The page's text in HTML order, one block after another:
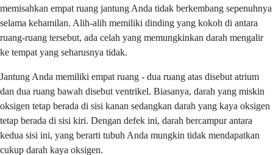
memisahkan empat ruang jantung Anda tidak berkembang sepenuhnya
selama kehamilan. Alih-alih memiliki dinding yang kokoh di antara
ruang-ruang tersebut, ada celah yang memungkinkan darah mengalir
ke tempat yang seharusnya tidak.
Jantung Anda memiliki empat ruang - dua ruang atas disebut atrium
dan dua ruang bawah disebut ventrikel. Biasanya, darah yang miskin
oksigen tetap berada di sisi kanan sedangkan darah yang kaya oksigen
tetap berada di sisi kiri. Dengan defek ini, darah bercampur antara
kedua sisi ini, yang berarti tubuh Anda mungkin tidak mendapatkan
cukup darah kaya oksigen.